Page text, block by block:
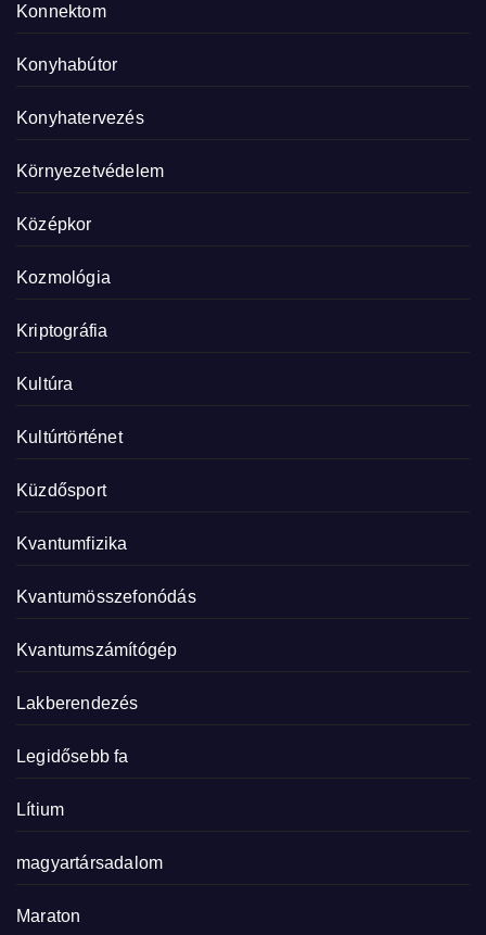
Konnektom
Konyhabútor
Konyhatervezés
Környezetvédelem
Középkor
Kozmológia
Kriptográfia
Kultúra
Kultúrtörténet
Küzdősport
Kvantumfizika
Kvantumösszefonódás
Kvantumszámítógép
Lakberendezés
Legidősebb fa
Lítium
magyartársadalom
Maraton